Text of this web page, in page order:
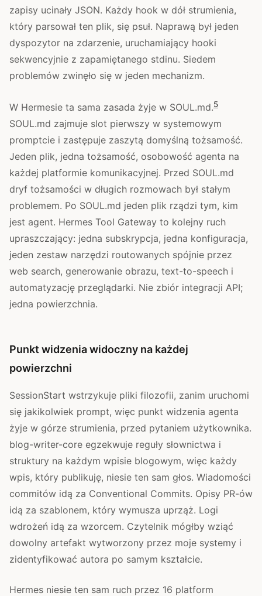
zapisy ucinały JSON. Każdy hook w dół strumienia,
który parsował ten plik, się psuł. Naprawą był jeden
dyspozytor na zdarzenie, uruchamiający hooki
sekwencyjnie z zapamiętanego stdinu. Siedem
problemów zwinęło się w jeden mechanizm.
W Hermesie ta sama zasada żyje w SOUL.md.5
SOUL.md zajmuje slot pierwszy w systemowym
promptcie i zastępuje zaszytą domyślną tożsamość.
Jeden plik, jedna tożsamość, osobowość agenta na
każdej platformie komunikacyjnej. Przed SOUL.md
dryf tożsamości w długich rozmowach był stałym
problemem. Po SOUL.md jeden plik rządzi tym, kim
jest agent. Hermes Tool Gateway to kolejny ruch
upraszczający: jedna subskrypcja, jedna konfiguracja,
jeden zestaw narzędzi routowanych spójnie przez
web search, generowanie obrazu, text-to-speech i
automatyzację przeglądarki. Nie zbiór integracji API;
jedna powierzchnia.
Punkt widzenia widoczny na każdej
powierzchni
SessionStart wstrzykuje pliki filozofii, zanim uruchomi
się jakikolwiek prompt, więc punkt widzenia agenta
żyje w górze strumienia, przed pytaniem użytkownika.
blog-writer-core egzekwuje reguły słownictwa i
struktury na każdym wpisie blogowym, więc każdy
wpis, który publikuję, niesie ten sam głos. Wiadomości
commitów idą za Conventional Commits. Opisy PR-ów
idą za szablonem, który wymusza uprząż. Logi
wdrożeń idą za wzorcem. Czytelnik mógłby wziąć
dowolny artefakt wytworzony przez moje systemy i
zidentyfikować autora po samym kształcie.
Hermes niesie ten sam ruch przez 16 platform